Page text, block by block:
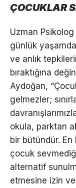
ÇOCUKLAR
Uzman
günlük
ve anlık
bıraktığına
Aydoğan,
gelmezler;
okula, parktan
bir bütündür. En
çocuk
alternatif
etmesine izin